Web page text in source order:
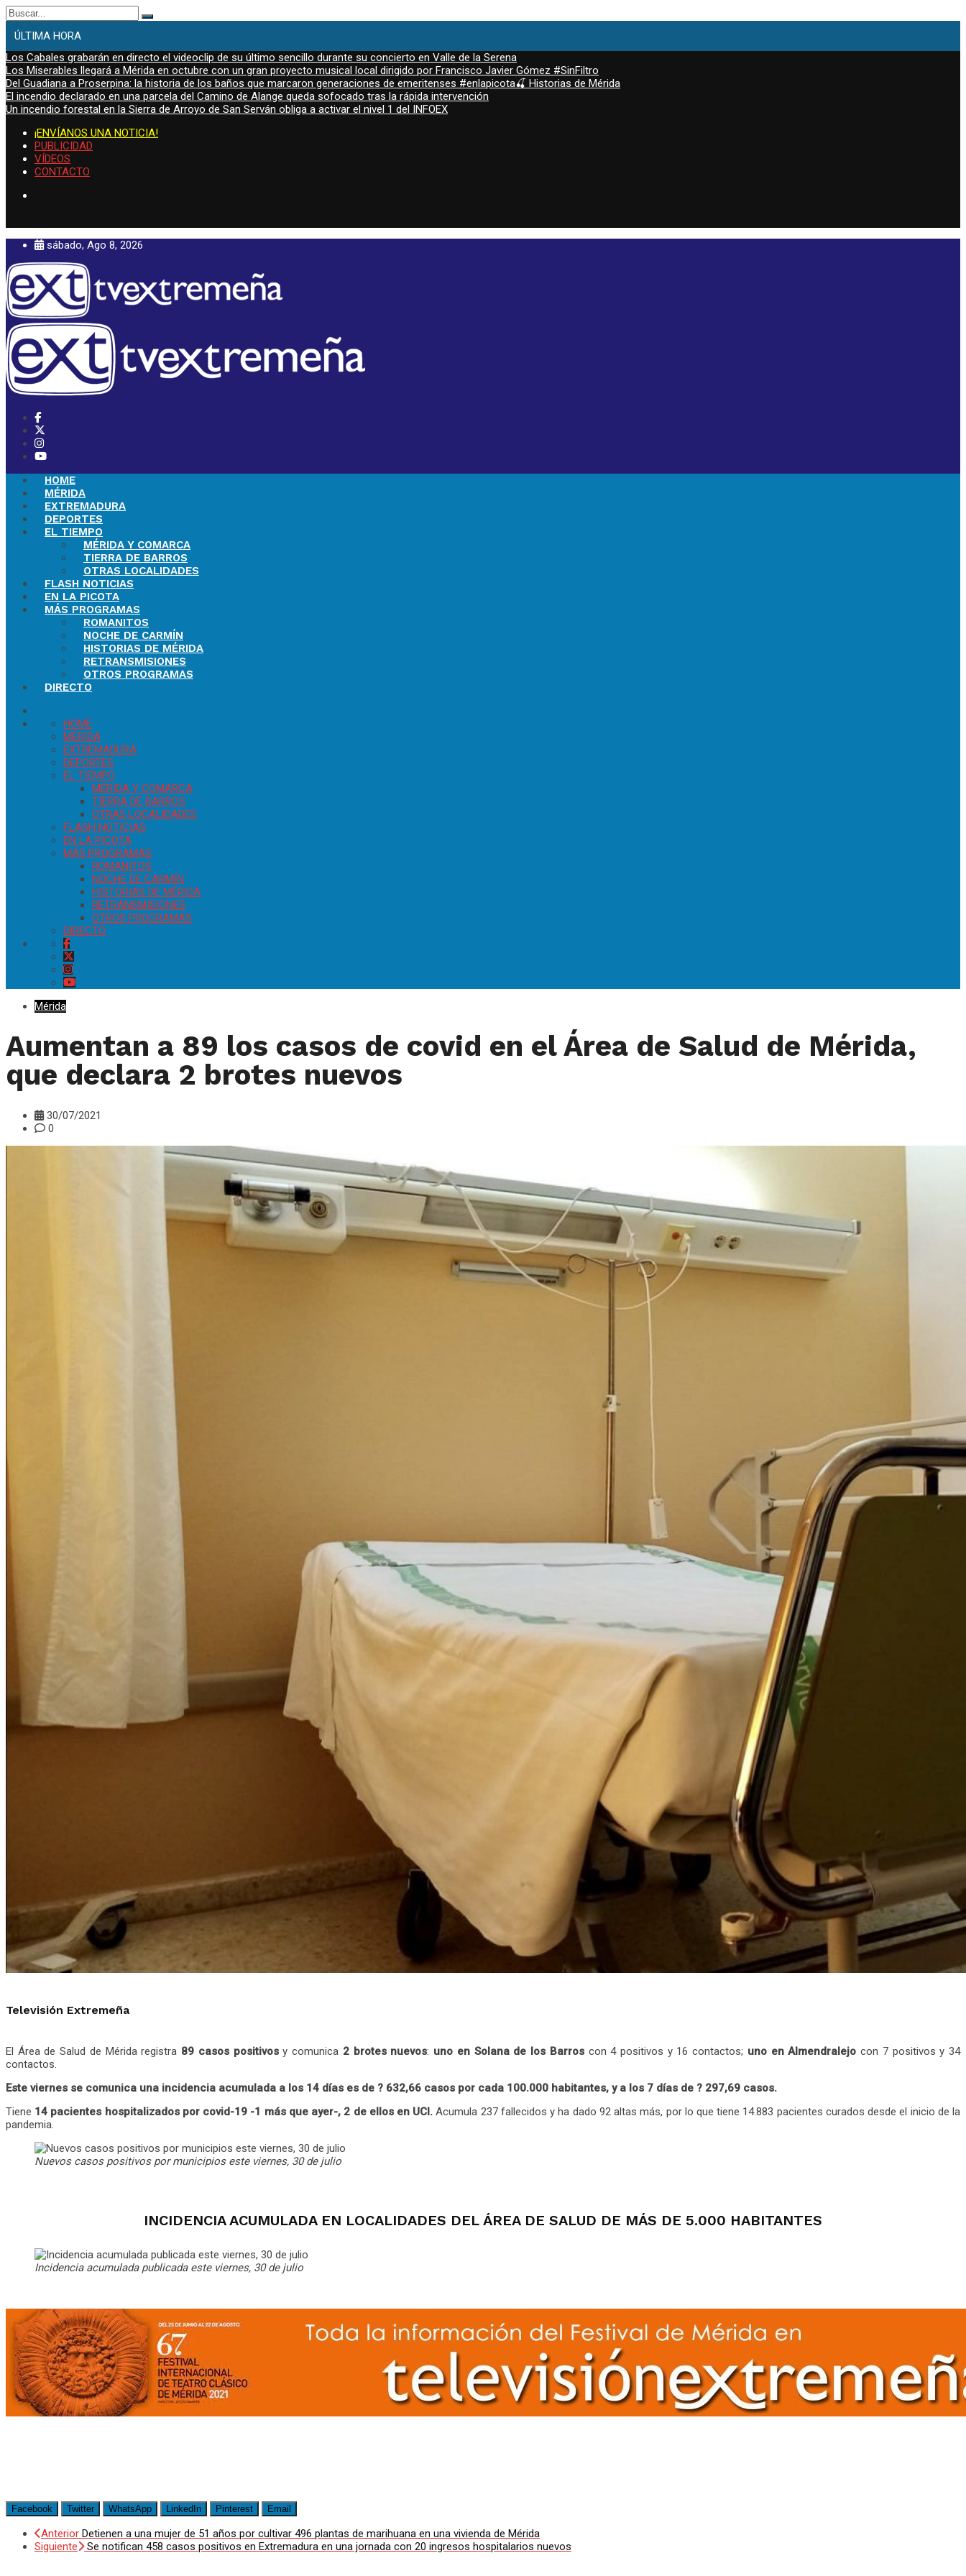
Buscar:
ÚLTIMA HORA
Los Cabales grabarán en directo el videoclip de su último sencillo durante su concierto en Valle de la Serena
Los Miserables llegará a Mérida en octubre con un gran proyecto musical local dirigido por Francisco Javier Gómez #SinFiltro
Del Guadiana a Proserpina: la historia de los baños que marcaron generaciones de emeritenses #enlapicota🍒 Historias de Mérida
El incendio declarado en una parcela del Camino de Alange queda sofocado tras la rápida intervención
Un incendio forestal en la Sierra de Arroyo de San Serván obliga a activar el nivel 1 del INFOEX
¡ENVÍANOS UNA NOTICIA!
PUBLICIDAD
VÍDEOS
CONTACTO
sábado, Ago 8, 2026
HOME
MÉRIDA
EXTREMADURA
DEPORTES
EL TIEMPO
MÉRIDA Y COMARCA
TIERRA DE BARROS
OTRAS LOCALIDADES
FLASH NOTICIAS
EN LA PICOTA
MÁS PROGRAMAS
ROMANITOS
NOCHE DE CARMÍN
HISTORIAS DE MÉRIDA
RETRANSMISIONES
OTROS PROGRAMAS
DIRECTO
HOME
MÉRIDA
EXTREMADURA
DEPORTES
EL TIEMPO
MÉRIDA Y COMARCA
TIERRA DE BARROS
OTRAS LOCALIDADES
FLASH NOTICIAS
EN LA PICOTA
MÁS PROGRAMAS
ROMANITOS
NOCHE DE CARMÍN
HISTORIAS DE MÉRIDA
RETRANSMISIONES
OTROS PROGRAMAS
DIRECTO
Mérida
Aumentan a 89 los casos de covid en el Área de Salud de Mérida,
que declara 2 brotes nuevos
30/07/2021
0
Televisión Extremeña
El Área de Salud de Mérida registra 89 casos positivosy comunica 2 brotes nuevos: uno en Solana de los Barroscon 4 positivos y 16 contactos; uno en Almendralejo con 7 positivos y 34
contactos.
Este viernes se comunica una incidencia acumulada a los 14 días es de ? 632,66 casos por cada 100.000 habitantes, y a los 7 días de ? 297,69 casos.
Tiene 14 pacientes hospitalizados por covid-19 -1 más que ayer-, 2 de ellos en UCI. Acumula 237 fallecidos y ha dado 92 altas más, por lo que tiene 14.883 pacientes curados desde el inicio de la
pandemia.
Nuevos casos positivos por municipios este viernes, 30 de julio
INCIDENCIA ACUMULADA EN LOCALIDADES DEL ÁREA DE SALUD DE MÁS DE 5.000 HABITANTES
Incidencia acumulada publicada este viernes, 30 de julio
Facebook Twitter WhatsApp LinkedIn Pinterest Email
Anterior Detienen a una mujer de 51 años por cultivar 496 plantas de marihuana en una vivienda de Mérida
Siguiente
Se notifican 458 casos positivos en Extremadura en una jornada con 20 ingresos hospitalarios nuevos